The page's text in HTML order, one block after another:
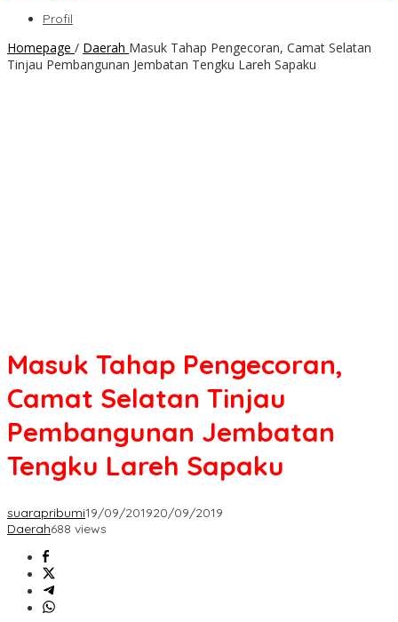
Profil
Homepage / Daerah Masuk Tahap Pengecoran, Camat Selatan
Tinjau Pembangunan Jembatan Tengku Lareh Sapaku
Masuk Tahap Pengecoran,
Camat Selatan Tinjau
Pembangunan Jembatan
Tengku Lareh Sapaku
suarapribumi19/09/201920/09/2019
Daerah688 views